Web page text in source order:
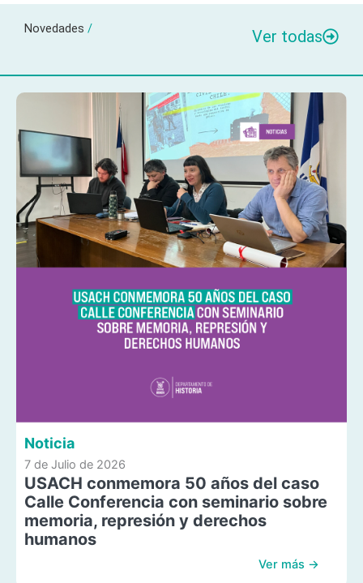
Novedades / Ver todas
Noticia
7 de Julio de 2026
USACH conmemora 50 años del caso
Calle Conferencia con seminario sobre
memoria, represión y derechos
humanos
Ver más →